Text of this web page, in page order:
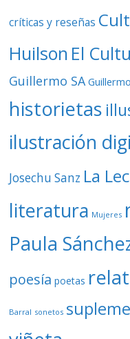
críticas y reseñas
Huilson El
Guillermo SA
historietas
ilustración
Josechu Sanz La
literatura Mujeres
Paula
poesía poetas
Barral sonetos